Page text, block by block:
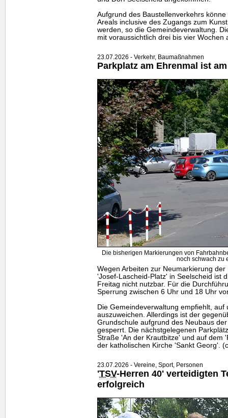
Aufgrund des Baustellenverkehrs
Areals inclusive des Zugangs zum
werden, so die Gemeindeverwaltung.
mit voraussichtlich drei bis vier Wochen
23.07.2026 - Verkehr, Baumaßnahmen
Parkplatz am Ehrenmal ist
Die bisherigen Markierungen von
noch schwach zu
Wegen Arbeiten zur Neumarkierung
'Josef-Lascheid-Platz' in Seelscheid ist
Freitag nicht nutzbar. Für die
Sperrung zwischen 6 Uhr und 18 Uhr
Die Gemeindeverwaltung empfiehlt,
auszuweichen. Allerdings ist der
Grundschule aufgrund des Neubaus
gesperrt. Die nächstgelegenen
Straße 'An der Krautbitze' und auf dem
der katholischen Kirche 'Sankt Georg'.
23.07.2026 - Vereine, Sport, Personen
'TSV-Herren 40' verteidigten
erfolgreich